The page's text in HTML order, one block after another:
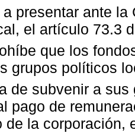
presentar ante la
el artículo 73.3
que los
grupos políticos
de subvenir a
pago de
de la corporación,